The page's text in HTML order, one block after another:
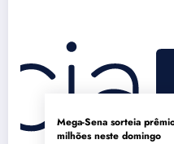
Mega-Sena sorteia
milhões neste domingo